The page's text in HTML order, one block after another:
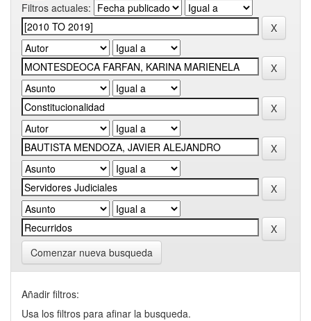
Filtros actuales:
Comenzar nueva busqueda
Añadir filtros:
Usa los filtros para afinar la busqueda.